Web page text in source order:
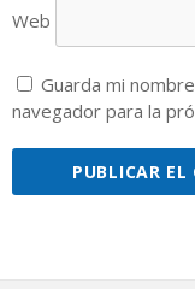
Web
Guarda mi
navegador para la